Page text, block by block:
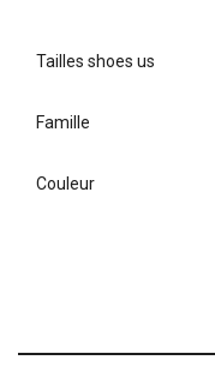
tailles shoes us
famille
couleur